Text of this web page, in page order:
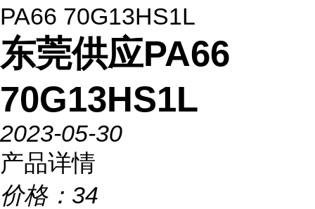
PA66 70G13HS1L
东莞供应PA66
70G13HS1L
2023-05-30
产品详情
价格： 34